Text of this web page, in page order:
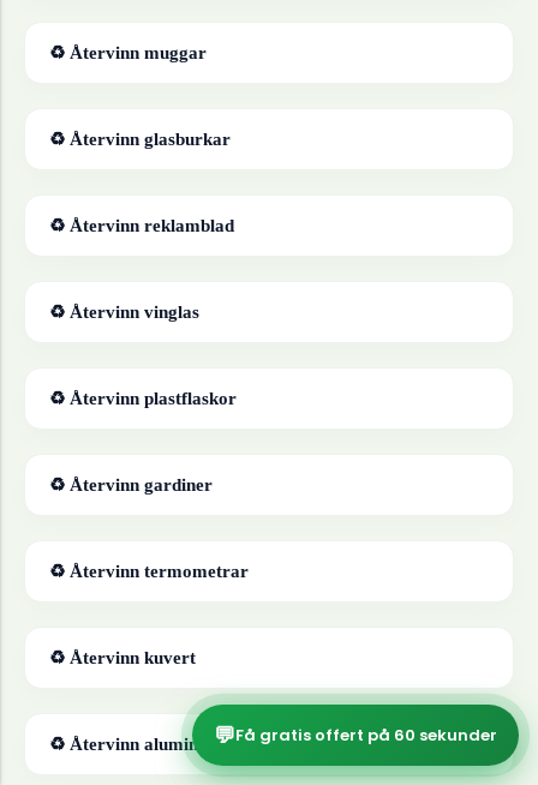
♻ Återvinn muggar
♻ Återvinn glasburkar
♻ Återvinn reklamblad
♻ Återvinn vinglas
♻ Återvinn plastflaskor
♻ Återvinn gardiner
♻ Återvinn termometrar
♻ Återvinn kuvert
♻ Återvinn aluminiumfolie
💬Få gratis offert på 60 sekunder